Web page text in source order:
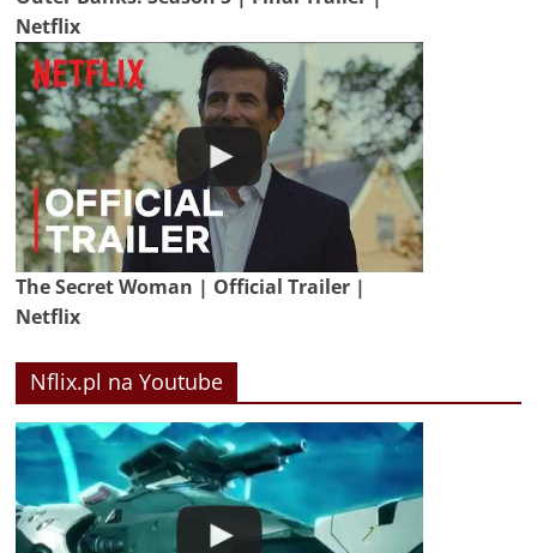
Netflix
The Secret Woman | Official Trailer |
Netflix
Nflix.pl na Youtube